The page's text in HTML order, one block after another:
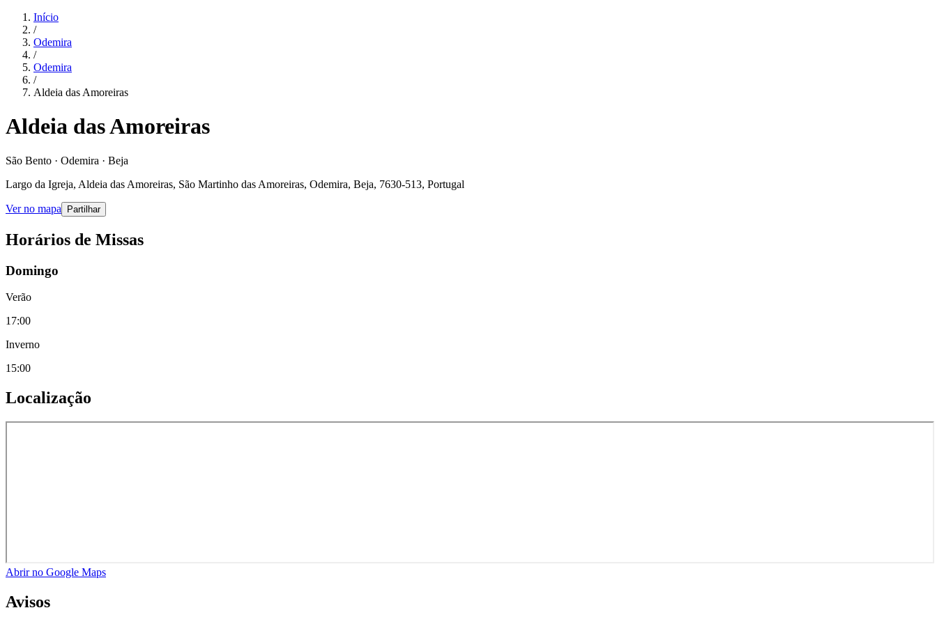
Início
/
Odemira
/
Odemira
/
Aldeia das Amoreiras
Aldeia das Amoreiras
São Bento · Odemira · Beja
Largo da Igreja, Aldeia das Amoreiras, São Martinho das Amoreiras, Odemira, Beja, 7630-513, Portugal
Ver no mapa Partilhar
Horários de Missas
Domingo
Verão
17:00
Inverno
15:00
Localização
Abrir no Google Maps
Avisos